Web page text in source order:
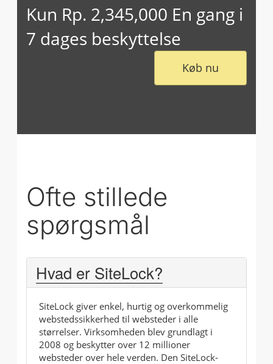
Kun Rp. 2,345,000 En gang i
7 dages beskyttelse
Køb nu
Ofte stillede
spørgsmål
Hvad er SiteLock?
SiteLock giver enkel, hurtig og overkommelig
webstedssikkerhed til websteder i alle
størrelser. Virksomheden blev grundlagt i
2008 og beskytter over 12 millioner
websteder over hele verden. Den SiteLock-